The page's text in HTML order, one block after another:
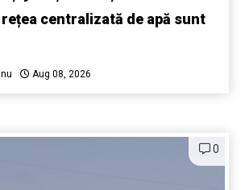
centralizată de apă sunt
Aug 08, 2026
0